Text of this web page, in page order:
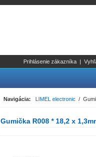
Prihlásenie zákazníka |
Navigácia: LIMEL electronic /
Gumička R008 * 18,2 x